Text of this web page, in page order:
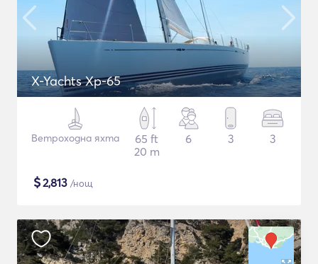
X-Yachts Xp-65
Ветроходна яхта
65 ft
20 m
6 3 3
$2,813 /нощ